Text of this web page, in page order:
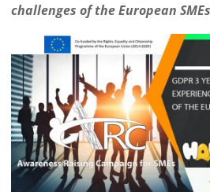
challenges of the European